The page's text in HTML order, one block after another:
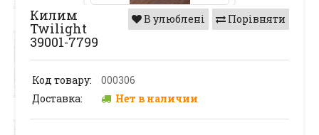
Порівняти
В улюблені
Килим
Twilight
39001-7799
Код товару:
000306
Доставка:
Нет в наличии